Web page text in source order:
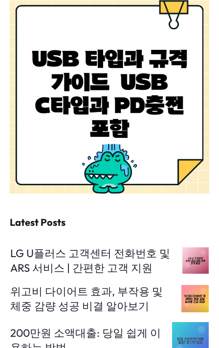
Latest Posts
LG U플러스 고객센터 전화번호 및
ARS 서비스 | 간편한 고객 지원
위고비 다이어트 효과, 부작용 및
체중 감량 성공 비결 알아보기
200만원 소액대출: 당일 쉽게 이